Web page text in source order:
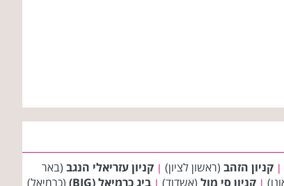
| קניון הזהב (ראשון לציון) | קניון עזריאלי הנגב (באר
| קניון סי מול (אשדוד) | ביג כרמיאל (BIG) (כרמיאל)